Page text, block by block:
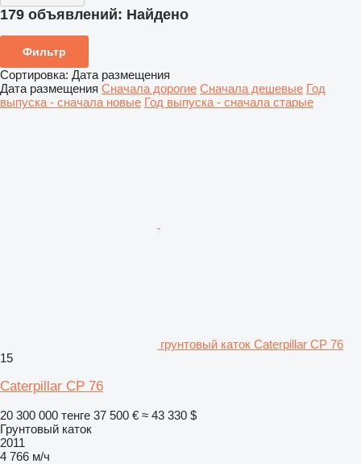
179 объявлений: Найдено
Фильтр
Сортировка: Дата размещения
Дата размещения Сначала дорогие Сначала дешевые Год
выпуска - сначала новые Год выпуска - сначала старые
грунтовый каток Caterpillar CP 76
15
Caterpillar CP 76
20 300 000 тенге 37 500 € ≈ 43 330 $
Грунтовый каток
2011
4 766 м/ч